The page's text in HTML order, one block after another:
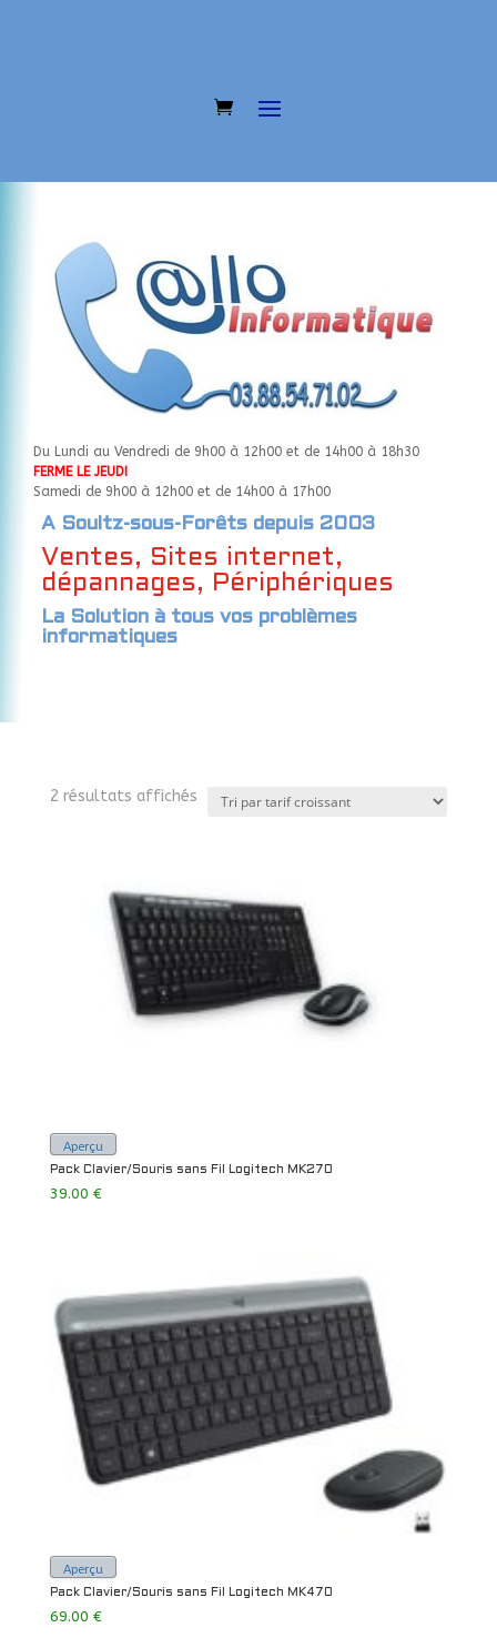
Du Lundi au Vendredi de 9h00 à 12h00 et de 14h00 à 18h30
FERME LE JEUDI
Samedi de 9h00 à 12h00 et de 14h00 à 17h00
A Soultz-sous-Forêts depuis 2003
Ventes, Sites internet,
dépannages, Périphériques
La Solution à tous vos problèmes
informatiques
2 résultats affichésTrié
Aperçu
Pack Clavier/Souris sans Fil Logitech MK270
39.00 €
Aperçu
Pack Clavier/Souris sans Fil Logitech MK470
69.00 €